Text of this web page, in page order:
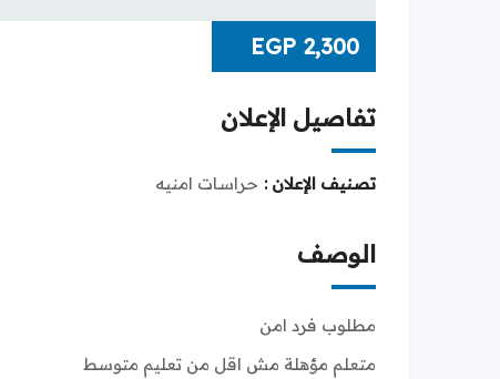
EGP 2,300
تفاصيل الإعلان
تصنيف الإعلان : حراسات امنيه
الوصف
مطلوب فرد امن
متعلم مؤهلة مش اقل من تعليم متوسط